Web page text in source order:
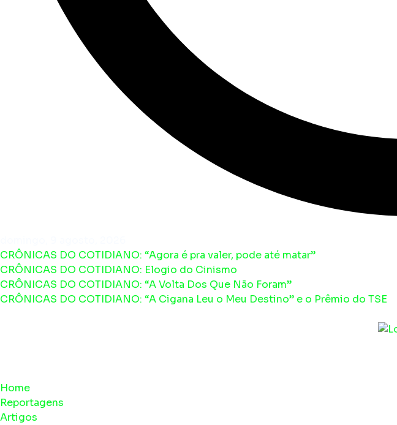
CRÔNICAS DO COTIDIANO: “Agora é pra valer, pode até matar”
CRÔNICAS DO COTIDIANO: Elogio do Cinismo
CRÔNICAS DO COTIDIANO: “A Volta Dos Que Não Foram”
CRÔNICAS DO COTIDIANO: “A Cigana Leu o Meu Destino” e o Prêmio do TSE
Home
Reportagens
Artigos